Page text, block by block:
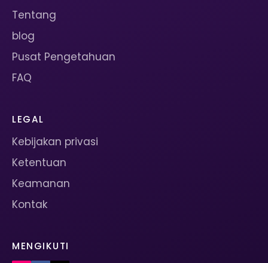
Tentang
blog
Pusat Pengetahuan
FAQ
LEGAL
Kebijakan privasi
Ketentuan
Keamanan
Kontak
MENGIKUTI